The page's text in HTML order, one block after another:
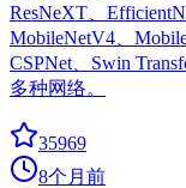
ResNeXT、
MobileNetV4、
CSPNet、Swin
多种网络。
35969
8个月前